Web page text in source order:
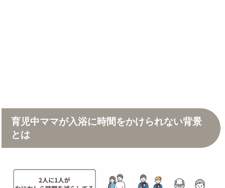
育児中ママが入浴に時間をかけられない背景
とは